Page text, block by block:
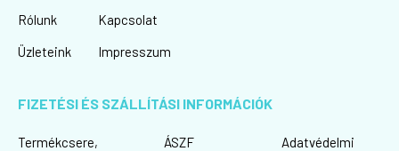
Rólunk
Üzleteink
Kapcsolat
Impresszum
FIZETÉSI ÉS SZÁLLÍTÁSI INFORMÁCIÓK
Termékcsere,
ÁSZF
Adatvédelmi